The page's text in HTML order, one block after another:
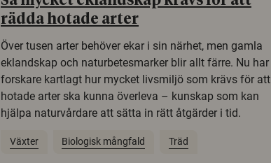
rädda hotade arter
Över tusen arter behöver ekar i sin närhet, men gamla
eklandskap och naturbetesmarker blir allt färre. Nu har
forskare kartlagt hur mycket livsmiljö som krävs för att
hotade arter ska kunna överleva – kunskap som kan
hjälpa naturvårdare att sätta in rätt åtgärder i tid.
Växter Biologisk mångfald Träd